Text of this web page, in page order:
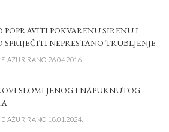
POPRAVITI POKVARENU SIRENU I
SPRIJEČITI NEPRESTANO TRUBLJENJE
AŽURIRANO 26.04.2016.
SLOMLJENOG I NAPUKNUTOG
AŽURIRANO 18.01.2024.